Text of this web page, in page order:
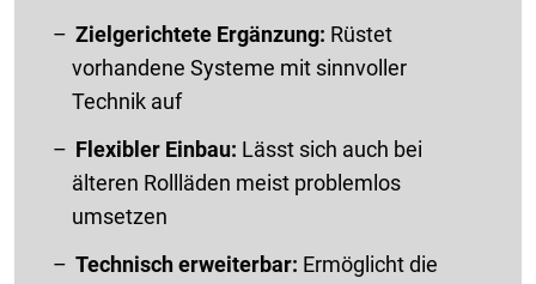
Zielgerichtete Ergänzung: Rüstet
vorhandene Systeme mit sinnvoller
Technik auf
Flexibler Einbau: Lässt sich auch bei
älteren Rollläden meist problemlos
umsetzen
Technisch erweiterbar: Ermöglicht die